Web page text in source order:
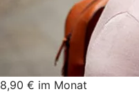
8,90 € im Monat